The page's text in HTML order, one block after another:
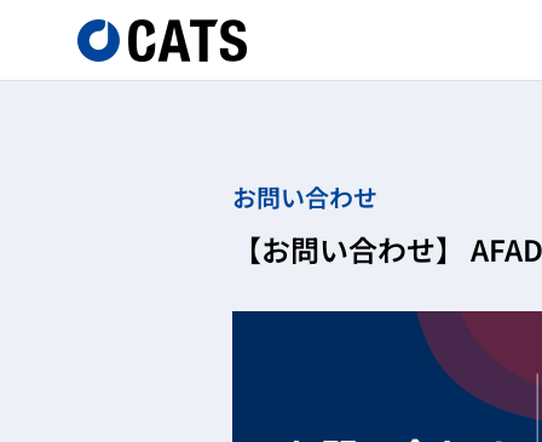
お問い合わせ
【お問い合わせ】 AFAD